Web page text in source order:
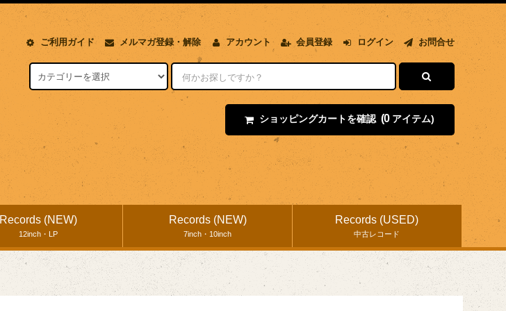
ご利用ガイド メルマガ登録・解除 アカウント 会員登録 ログイン お問合せ
ショッピングカートを確認 (0 アイテム)
Records (NEW)
12inch・LP
Records (NEW)
7inch・10inch
Records (USED)
中古レコード